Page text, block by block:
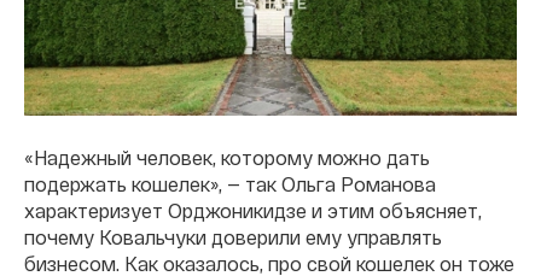
«Надежный человек, которому можно дать
подержать кошелек», — так Ольга Романова
характеризует Орджоникидзе и этим объясняет,
почему Ковальчуки доверили ему управлять
бизнесом. Как оказалось, про свой кошелек он тоже